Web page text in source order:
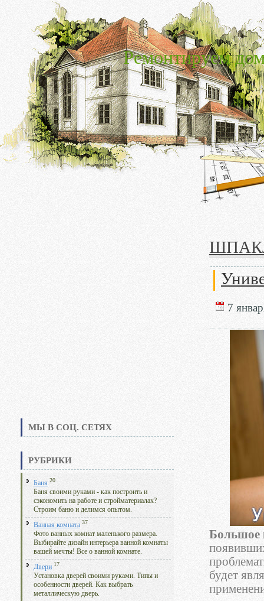
Ремонтируем
МЫ В СОЦ. СЕТЯХ
РУБРИКИ
Баня 20
Баня своими руками - как построить и
сэкономить на работе и стройматериалах?
Строим баню и делимся опытом.
Ванная комната 37
Фото ванных комнат маленького размера.
Выбирайте дизайн интерьера ванной комнаты
вашей мечты! Все о ванной комнате.
Двери 17
Установка дверей своими руками. Типы и
особенности дверей. Как выбрать
металлическую дверь.
7
Большое
будет